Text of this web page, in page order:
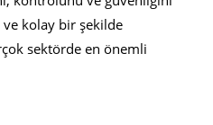
ve kolay bir şekilde
sektörde en önemli